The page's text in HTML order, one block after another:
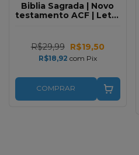
Biblia Sagrada | Novo
testamento ACF | Letra
R$29,99 R$19,50
R$18,92 com Pix
COMPRAR